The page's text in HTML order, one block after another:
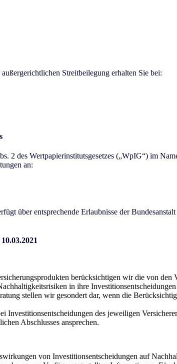
Streitbeilegung erhalten Sie bei:
2 des Wertpapierinstitutsgesetzes („WpIG“) im
an:
über entsprechende Erlaubnisse der
berücksichtigen wir die von
in ihre
stellen wir gesondert dar, wenn die
des jeweiligen
Abschlusses ansprechen.
von Investitionsentscheidungen auf